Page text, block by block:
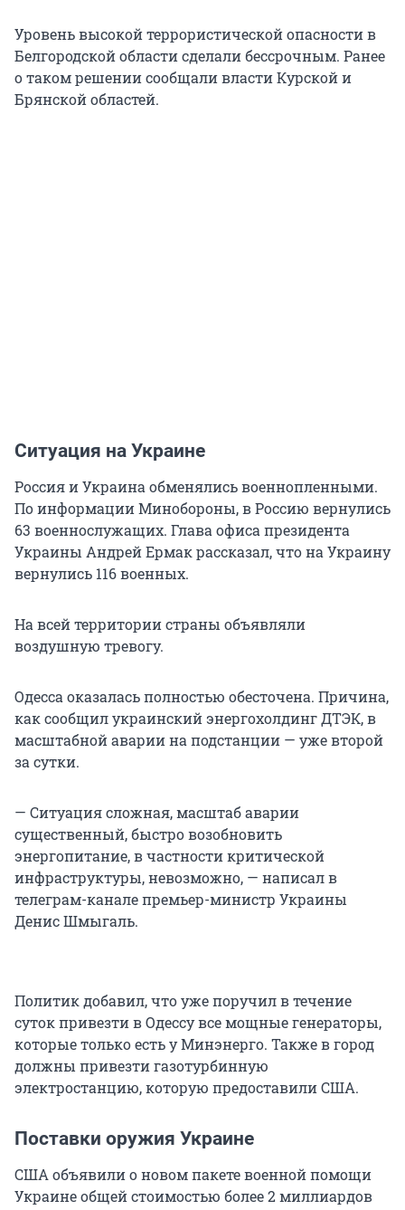
Уровень высокой террористической опасности в
Белгородской области сделали бессрочным. Ранее
о таком решении сообщали власти Курской и
Брянской областей.
Ситуация на Украине
Россия и Украина обменялись военнопленными.
По информации Минобороны, в Россию вернулись
63 военнослужащих. Глава офиса президента
Украины Андрей Ермак рассказал, что на Украину
вернулись 116 военных.
На всей территории страны объявляли
воздушную тревогу.
Одесса оказалась полностью обесточена. Причина,
как сообщил украинский энергохолдинг ДТЭК, в
масштабной аварии на подстанции — уже второй
за сутки.
— Ситуация сложная, масштаб аварии
существенный, быстро возобновить
энергопитание, в частности критической
инфраструктуры, невозможно, — написал в
телеграм-канале премьер-министр Украины
Денис Шмыгаль.
Политик добавил, что уже поручил в течение
суток привезти в Одессу все мощные генераторы,
которые только есть у Минэнерго. Также в город
должны привезти газотурбинную
электростанцию, которую предоставили США.
Поставки оружия Украине
США объявили о новом пакете военной помощи
Украине общей стоимостью более 2 миллиардов